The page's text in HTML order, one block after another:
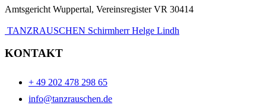
Amtsgericht Wuppertal, Vereinsregister VR 30414
TANZRAUSCHEN Schirmherr Helge Lindh
KONTAKT
+ 49 202 478 298 65
info@tanzrauschen.de